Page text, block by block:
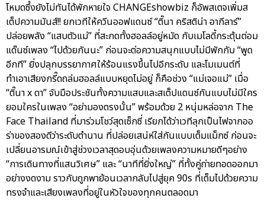
โหมดซึ้งยังไม่ทันได้พักหายใจ CHANGEshowbiz ก็อัพสเตจเพิ่มส
เต็ปความมันส์!! ยกเวทีให้ควีนออฟแดนซ์ “ติ๊นา คริสติน่า อากีลาร์”
ปล่อยพลัง “แสบตัวแม่” ที่สะกดทั้งฮอลล์อยู่หมัด กับเมโลดี้กระตุ้นต่อม
แด๊นซ์เพลง “ไปด้วยกันนะ” ก่อนจะต่อความสนุกแบบไม่มีพักกับ “พูด
อีกที” ยิ่งปลุกบรรยากาศให้ร้อนแรงขึ้นไปอีกระดับ และโมเมนต์ที่
ทำเอาเสียงกรี๊ดถล่มฮอลล์แบบหยุดไม่อยู่ ก็คือช่วง “แม่เจอแม่” เมื่อ
“ติ๊นา x ดา” จับมือประชันทั้งความแสบและสเต็ปแดนซ์กันแบบไม่มีใคร
ยอมใครในเพลง “อย่ามองตรงนั้น” พร้อมด้วย 2 หนุ่มหล่อจาก The
Face Thailand ที่มาร่วมโชว์สุดเซ็กซี่ เรียกได้ว่าเวทีลุกเป็นไฟจากออ
ร่าของสองดีว่าระดับตำนาน ที่ปล่อยเสน่ห์ใส่กันแบบเต็มแม็กซ์ ก่อนจะ
เปลี่ยนอารมณ์เข้าสู่ช่วงเวลาสุดอบอุ่นด้วยเพลงความหมายดีๆอย่าง
“การเดินทางที่แสนวิเศษ” และ “นาทีที่ยิ่งใหญ่” ที่ทั้งคู่ถ่ายทอดออกมา
อย่างงดงาม ราวกับถูกพาย้อนเวลากลับไปสู่ยุค 90s ที่เต็มไปด้วยความ
ทรงจำและเสียงเพลงที่อยู่ในหัวใจของทุกคนตลอดมา